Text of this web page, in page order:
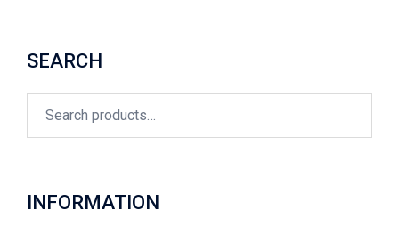
SEARCH
INFORMATION